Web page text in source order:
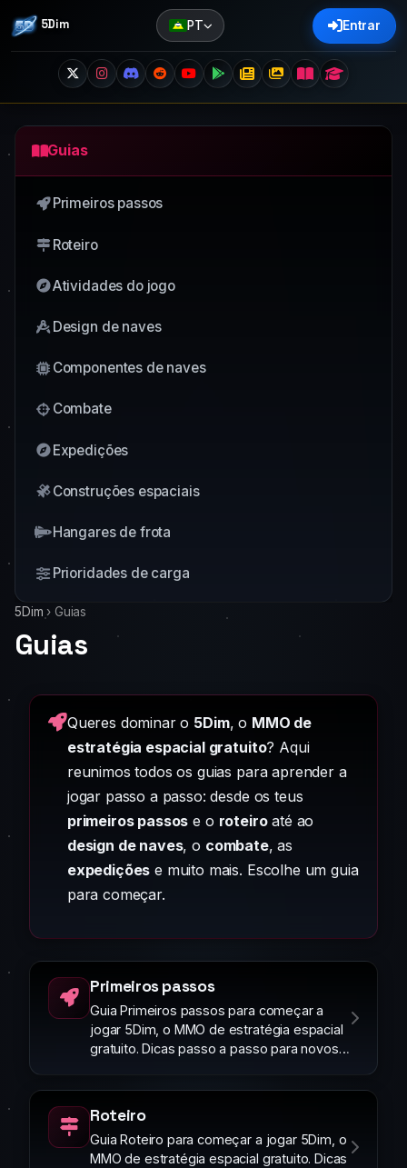
5Dim PT Entrar
Guias
Primeiros passos
Roteiro
Atividades do jogo
Design de naves
Componentes de naves
Combate
Expedições
Construções espaciais
Hangares de frota
Prioridades de carga
5Dim › Guias
Guias
Queres dominar o 5Dim, o MMO de
estratégia espacial gratuito? Aqui
reunimos todos os guias para aprender a
jogar passo a passo: desde os teus
primeiros passos e o roteiroaté ao
design de naves, o combate, as
expedições e muito mais. Escolhe um guia
para começar.
Primeiros passos
Guia Primeiros passos para começar a
jogar 5Dim, o MMO de estratégia espacial
gratuito. Dicas passo a passo para novos
Roteiro
Guia Roteiro para começar a jogar 5Dim, o
MMO de estratégia espacial gratuito. Dicas